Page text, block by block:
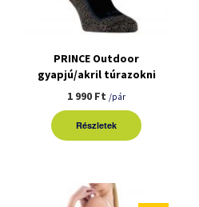
PRINCE Outdoor
gyapjú/akril túrazokni
1 990 Ft /pár
Részletek